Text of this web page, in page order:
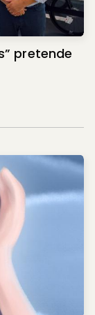
pretende